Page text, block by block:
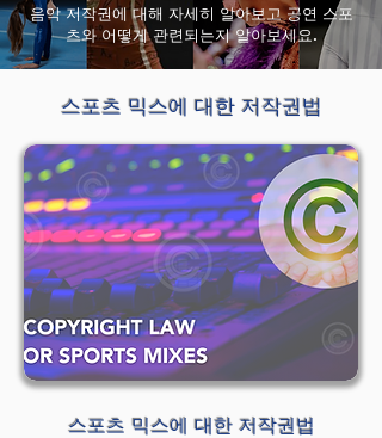
음악 저작권에 대해 자세히 알아보고 공연 스포
츠와 어떻게 관련되는지 알아보세요.
스포츠 믹스에 대한 저작권법
스포츠 믹스에 대한 저작권법